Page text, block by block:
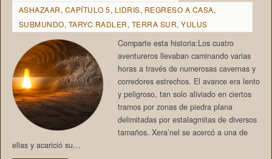
ASHAZAAR, CAPÍTULO 5, LIDRIS, REGRESO A CASA,
SUBMUNDO, TARYC RADLER, TERRA SUR,YULUS
Comparte esta historia:Los cuatro
aventureros llevaban caminando varias
horas a través de numerosas cavernas y
corredores estrechos. El avance era lento
y peligroso, tan solo aliviado en ciertos
tramos por zonas de piedra plana
delimitadas por estalagmitas de diversos
tamaños. Xera’nel se acercó a una de
ellas y acarició su…